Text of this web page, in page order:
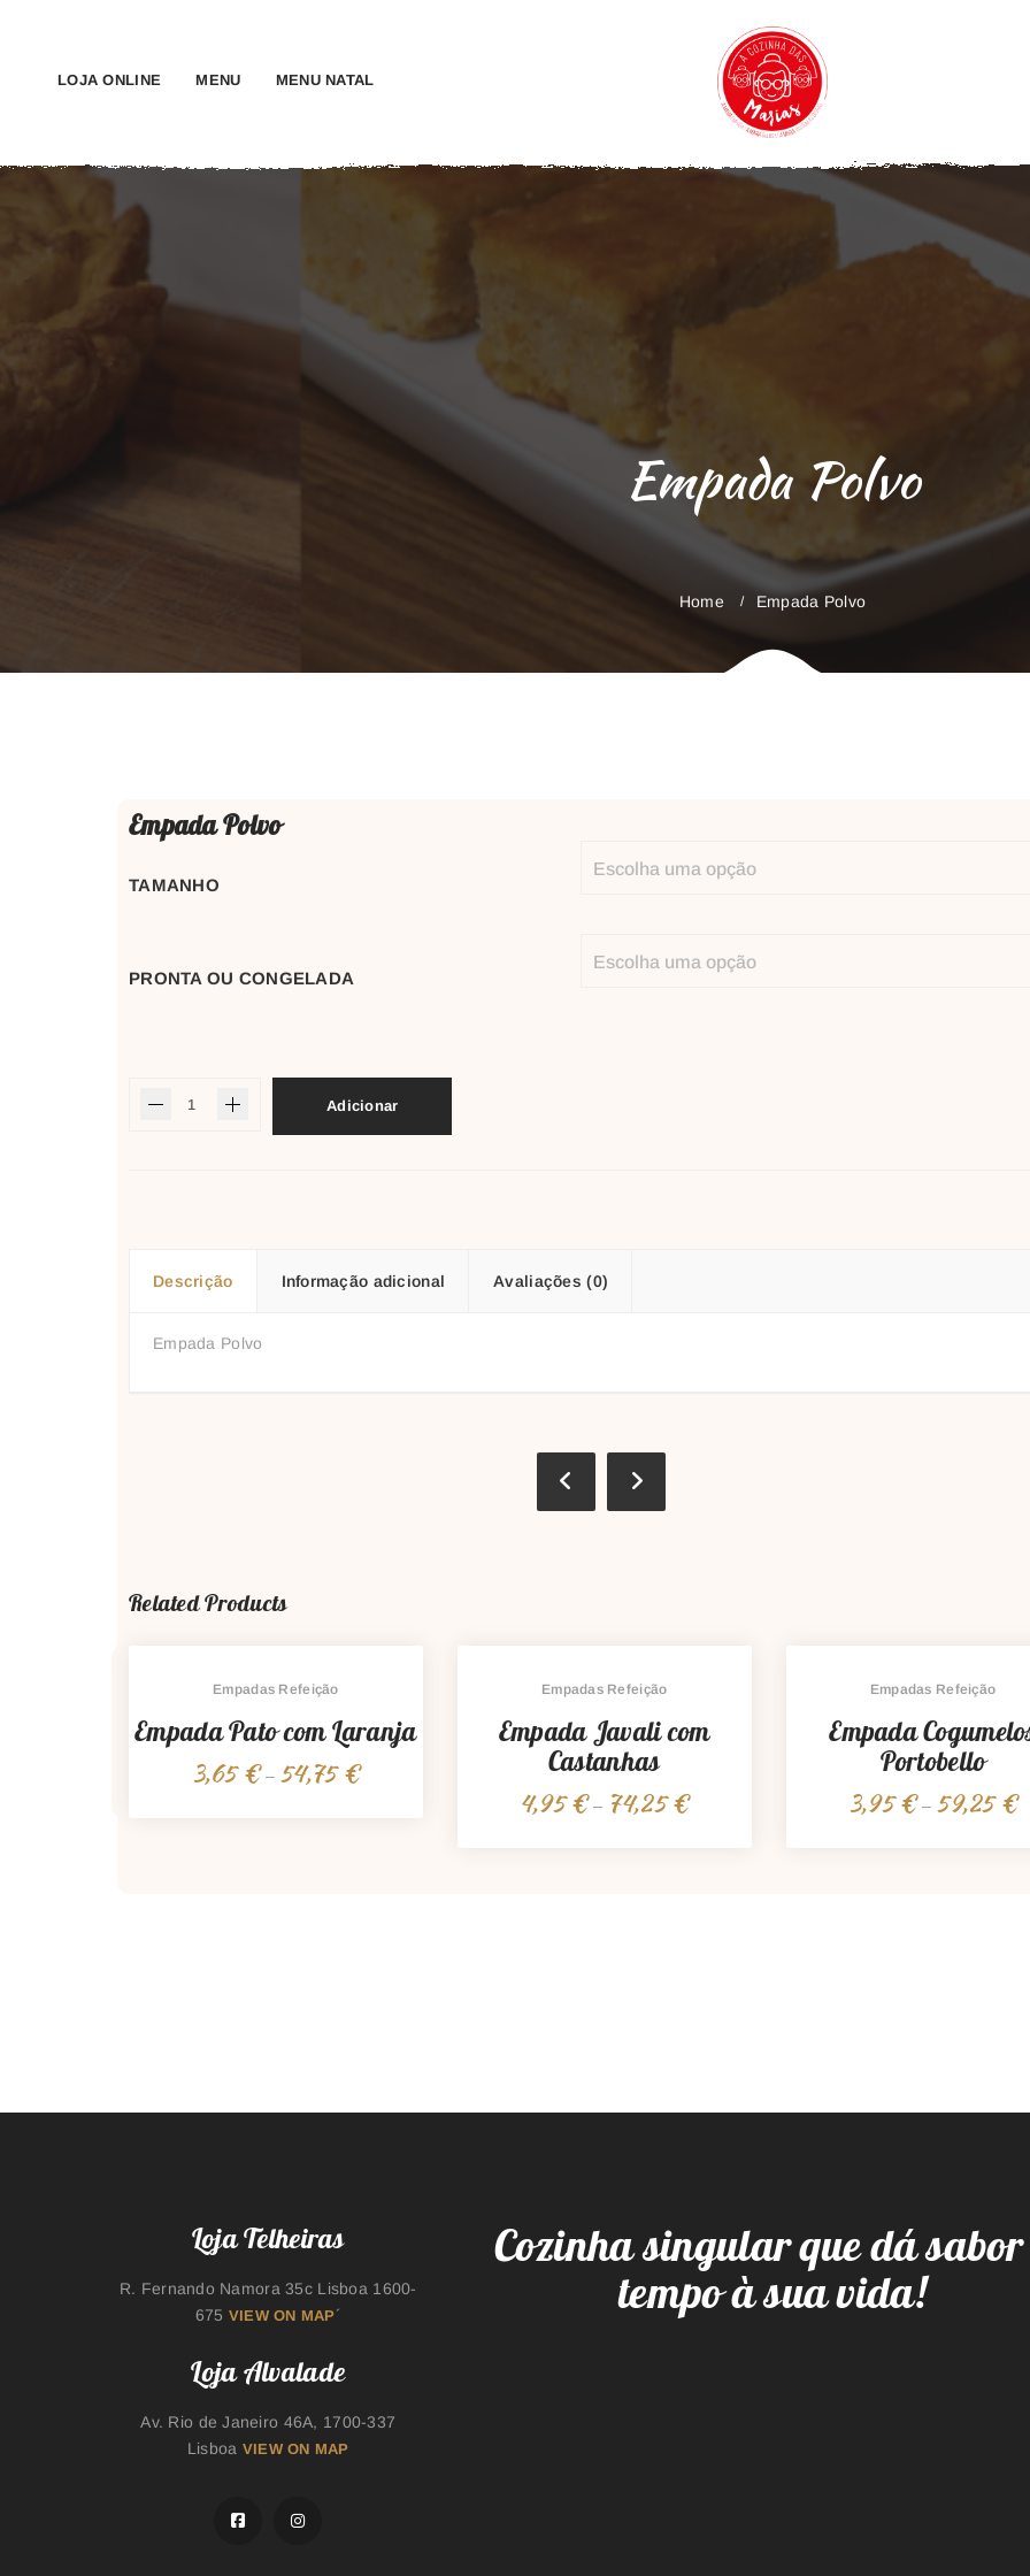
LOJA ONLINE MENU MENU NATAL
Empada Polvo
Home Empada Polvo
Empada Polvo
TAMANHO
PRONTA OU CONGELADA
Adicionar
Descrição Informação adicional Avaliações (0)
Empada Polvo
Related Products
Empadas Refeição
Empada Pato com Laranja
3,65€ – 54,75€Price
Empadas Refeição
Empada Javali com
Castanhas
4,95€ – 74,25€Price
Empadas Refeição
Empada
Portobello
3,95€ – 59,25€
Loja Telheiras
R. Fernando Namora 35c Lisboa 1600-
675 VIEW ON MAP´
Loja Alvalade
Av. Rio de Janeiro 46A, 1700-337
Lisboa VIEW ON MAP
Cozinha singular que dá sabor
tempo à sua vida!